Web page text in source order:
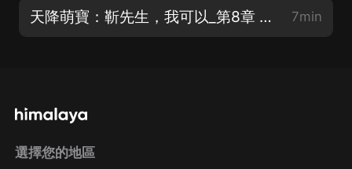
天降萌寶：靳先生，我可以_第8章 我救的小姑娘？ 7min
選擇您的地區